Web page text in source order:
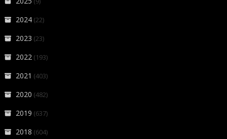
2024 (22)
2023 (23)
2022 (193)
2021 (403)
2020 (482)
2019 (637)
2018 (604)